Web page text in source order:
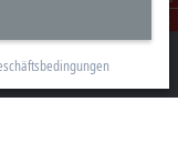
Kontakt